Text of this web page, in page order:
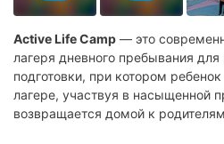
Active Life Camp — это
лагеря дневного пребывания
подготовки, при котором
лагере, участвуя в насыщенной
возвращается домой к